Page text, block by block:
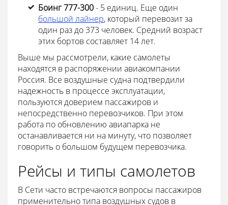
Боинг 777-300- 5 единиц. Еще один
большой лайнер, который перевозит за
один раз до 373 человек. Средний возраст
этих бортов составляет 14 лет.
Выше мы рассмотрели, какие самолеты
находятся в распоряжении авиакомпании
Россия. Все воздушные судна подтвердили
надежность в процессе эксплуатации,
пользуются доверием пассажиров и
непосредственно перевозчиков. При этом
работа по обновлению авиапарка не
останавливается ни на минуту, что позволяет
говорить о большом будущем перевозчика.
Рейсы и типы самолетов
В Сети часто встречаются вопросы пассажиров
применительно типа воздушных судов в